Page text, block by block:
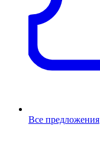
Все предложения